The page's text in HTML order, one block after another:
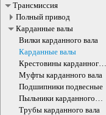
Трансмиссия
Полный привод
Карданные валы
Вилки карданного вала
Карданные валы
Крестовины карданного
вала
Муфты карданного вала
Подшипники подвесные
Пыльники карданного
вала
Трубы карданного вала